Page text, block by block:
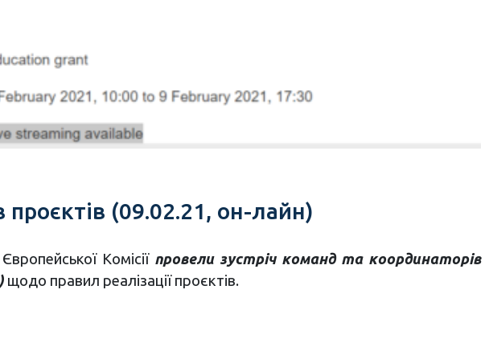
(09.02.21, он-лайн)
Комісії провели зустріч команд та координаторів
щодо правил реалізації проєктів.